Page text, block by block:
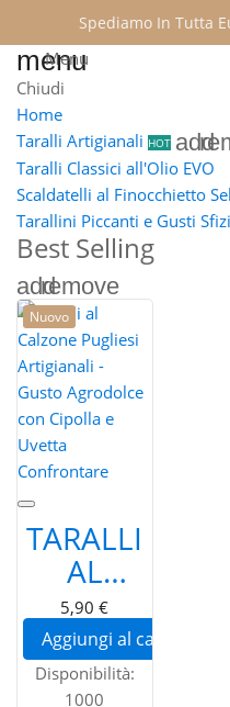
Spediamo In Tutta
menu
Menu
Chiudi
Home
Taralli Artigianali HOT add
Taralli Classici all'Olio EVO
Scaldatelli al Finocchietto
Tarallini Piccanti e Gusti
Best Selling
addremove
Nuovo
Confrontare
TARALLI
AL
CALZONE
PUGLIESI
ARTIGIANALI
5,90 €
Aggiungi al carrello
Disponibilità:
1000